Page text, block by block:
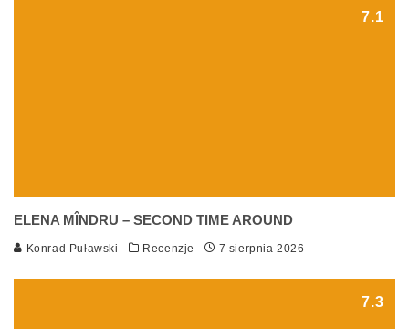
7.1
ELENA MÎNDRU – SECOND TIME AROUND
Konrad Puławski Recenzje 7 sierpnia 2026
7.3